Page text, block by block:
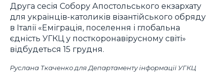
Друга сесія Собору Апостольського екзархату
для українців-католиків візантійського обряду
в Італії «Еміграція, поселення і глобальна
єдність УГКЦ у посткоронавірусному світі»
відбудеться 15 грудня.
Руслана Ткаченко для Департаменту інформації УГКЦ